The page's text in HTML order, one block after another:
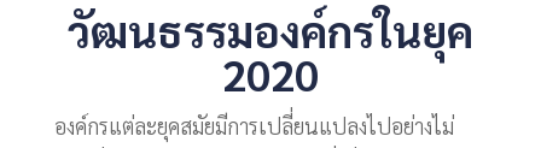
วัฒนธรรมองค์กรในยุค
2020
องค์กรแต่ละยุคสมัยมีการเปลี่ยนแปลงไปอย่างไม่